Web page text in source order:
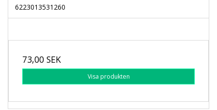
6223013531260
73,00 SEK
Visa produkten